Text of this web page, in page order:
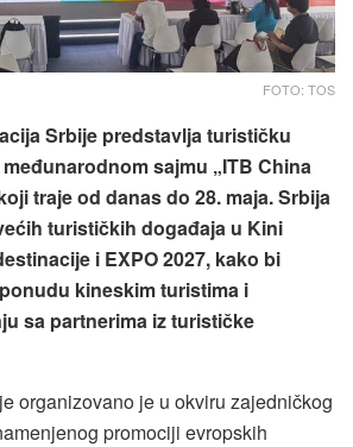
FOTO: TOS
Srbije predstavlja turističku
sajmu „ITB China
traje od danas do 28. maja. Srbija
turističkih događaja u Kini
i EXPO 2027, kako bi
kineskim turistima i
sa partnerima iz turističke
organizovano je u okviru zajedničkog
promociji evropskih